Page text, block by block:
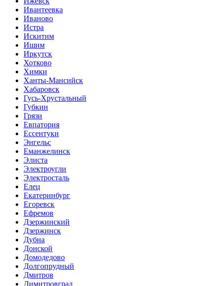
Ивантеевка
Иваново
Истра
Искитим
Ишим
Иркутск
Хотково
Химки
Ханты-Мансийск
Хабаровск
Гусь-Хрустальный
Губкин
Грязи
Евпатория
Ессентуки
Энгельс
Еманжелинск
Элиста
Электроугли
Электросталь
Елец
Екатеринбург
Егоревск
Ефремов
Дзержинский
Дзержинск
Дубна
Донской
Домодедово
Долгопрудный
Дмитров
Димитровград